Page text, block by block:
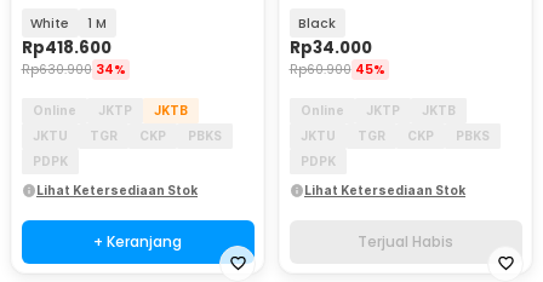
White 1 M
Rp418.600
Rp630.900 34%
Online JKTP
JKTB
JKTU
TGR CKP
PBKS
PDPK
Lihat Ketersediaan Stok
+ Keranjang
Black
Rp34.000
Rp60.900 45%
Online JKTP
JKTB
JKTU
TGR CKP
PBKS
PDPK
Lihat Ketersediaan Stok
Terjual Habis